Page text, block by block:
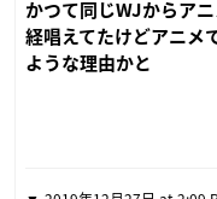
かつて同じWJからア
経唱えてたけどアニメ
ような理由かと